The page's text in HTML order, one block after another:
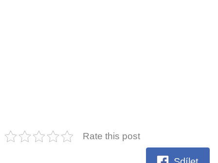
Rate this post